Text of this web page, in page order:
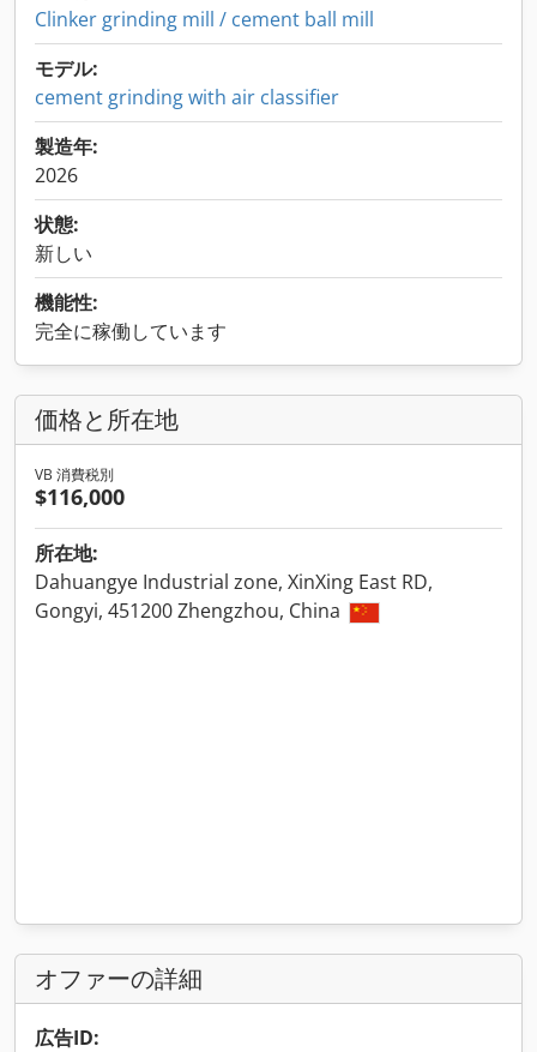
Clinker grinding mill / cement ball mill
モデル:
cement grinding with air classifier
製造年:
2026
状態:
新しい
機能性:
完全に稼働しています
価格と所在地
VB 消費税別
$116,000
所在地:
Dahuangye Industrial zone, XinXing East RD,
Gongyi, 451200 Zhengzhou, China
オファーの詳細
広告ID: